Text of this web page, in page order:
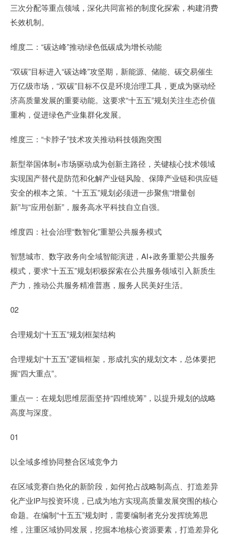
三次分配等重点领域，深化共同富裕的制度化探索，构建消费
长效机制。
维度二：“碳达峰”推动绿色低碳成为增长动能
“双碳”目标进入“碳达峰”攻坚期，新能源、储能、碳交易催生
万亿级市场，“双碳”目标不仅是环境治理工具，更成为驱动经
济高质量发展的重要动能。这要求“十五五”规划关注生态价值
重构，促进绿色产业集群化发展。
维度三：“卡脖子”技术攻关推动科技领跑突围
新型举国体制+市场驱动成为创新主路径，关键核心技术领域
实现国产替代是防范和化解产业链风险、保障产业链和供应链
安全的根本之策。“十五五”规划必须进一步聚焦“增量创
新”与“应用创新”，服务高水平科技自立自强。
维度四：社会治理“数智化”重塑公共服务模式
智慧城市、数字政务向全域智能演进，AI+政务重塑公共服务
模式，要求“十五五”规划积极探索在公共服务领域引入新质生
产力，推动公共服务精准普惠，服务人民美好生活。
02
合理规划“十五五”规划框架结构
合理规划“十五五”逻辑框架，形成扎实的规划文本，总体要把
握“四大重点”。
重点一：在规划思维层面坚持“四维统筹”，以提升规划的战略
高度与深度。
01
以全域多维协同整合区域竞争力
在区域竞赛白热化的新阶段，如何抢占战略制高点、打造差异
化产业IP与投资环境，已成为地方实现高质量发展突围的核心
命题。在编制“十五五”规划时，需要编制者充分发挥统筹思
维，注重区域协同发展，挖掘本地核心资源要素，打造差异化